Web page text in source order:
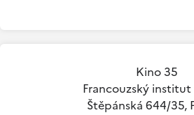
Kino 35
Francouzský institut
Štěpánská 644/35,